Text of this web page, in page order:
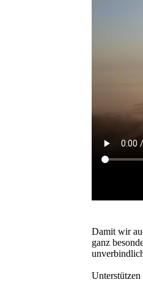
Damit wir
ganz